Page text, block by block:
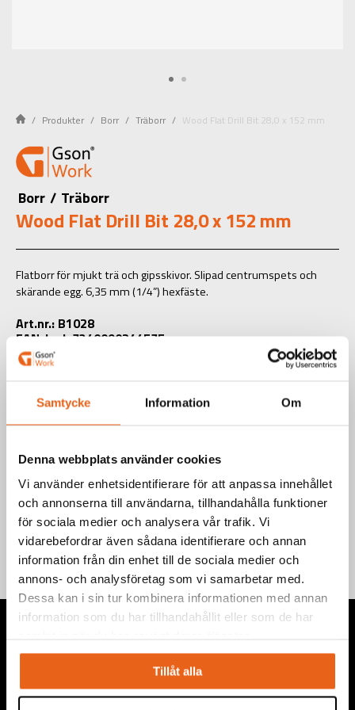
Samtycke Information Om
Denna webbplats använder cookies
Vi använder enhetsidentifierare för att anpassa innehållet
och annonserna till användarna, tillhandahålla funktioner
för sociala medier och analysera vår trafik. Vi
vidarebefordrar även sådana identifierare och annan
information från din enhet till de sociala medier och
annons- och analysföretag som vi samarbetar med.
Dessa kan i sin tur kombinera informationen med annan
information som du har tillhandahållit eller som de har
Tillåt alla
Produkter Borr Träborr Wood Flat Drill Bit 28,0 x 152 mm
Borr / Träborr
Wood Flat Drill Bit 28,0 x 152 mm
Flatborr för mjukt trä och gipsskivor. Slipad centrumspets och
skärande egg. 6,35 mm (1/4”) hexfäste.
Art.nr.: B1028
EAN-kod: 7340090244575
Teknisk information
Vi levererar högkvalitativa ”produkter för proffs”, under